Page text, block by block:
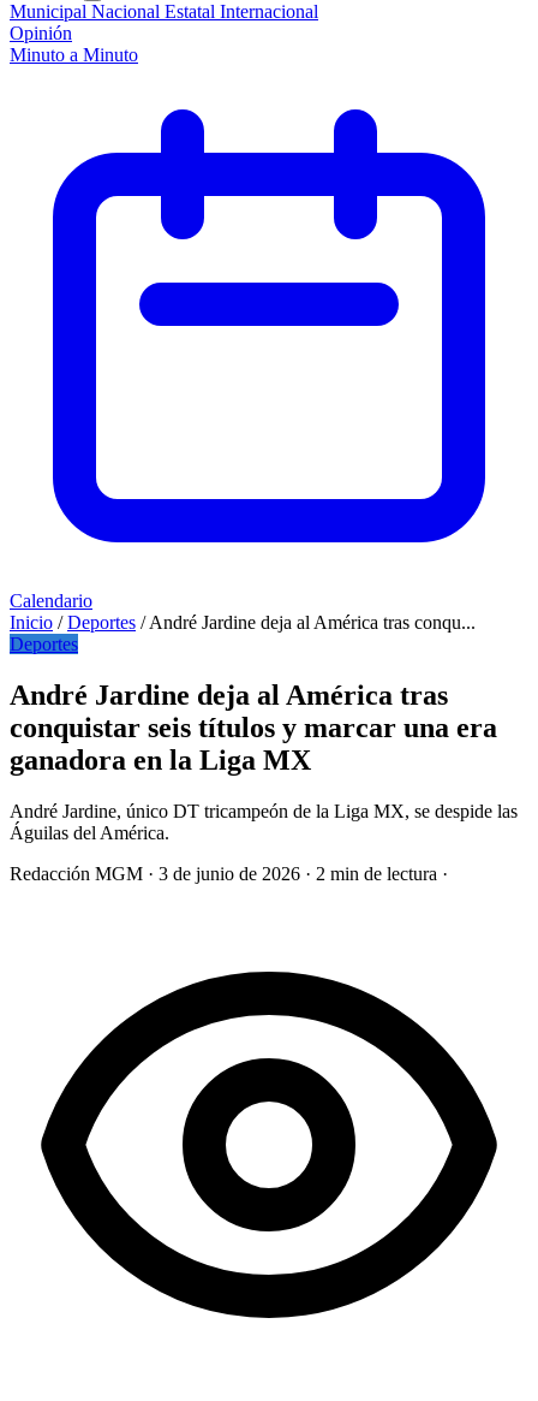
Municipal Nacional Estatal Internacional
Opinión
Minuto a Minuto
Calendario
Inicio / Deportes / André Jardine deja al América tras conqu...
Deportes
André Jardine deja al América tras
conquistar seis títulos y marcar una era
ganadora en la Liga MX
André Jardine, único DT tricampeón de la Liga MX, se despide las
Águilas del América.
Redacción MGM · 3 de junio de 2026 · 2 min de lectura ·